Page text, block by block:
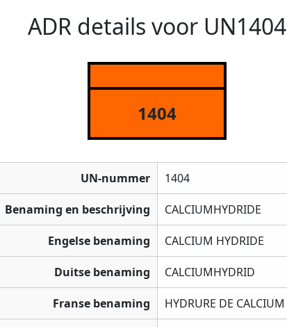
ADR details voor UN1404
1404
UN-nummer 1404
Benaming en beschrijving CALCIUMHYDRIDE
Engelse benaming CALCIUM HYDRIDE
Duitse benaming CALCIUMHYDRID
Franse benaming HYDRURE DE CALCIUM